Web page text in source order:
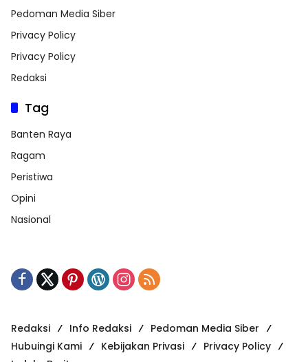
Pedoman Media Siber
Privacy Policy
Privacy Policy
Redaksi
Tag
Banten Raya
Ragam
Peristiwa
Opini
Nasional
Redaksi Info Redaksi
Pedoman Media Siber
Hubuingi Kami
Kebijakan Privasi
Privacy Policy